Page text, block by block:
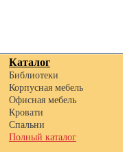
Каталог
Библиотеки
Корпусная мебель
Офисная мебель
Кровати
Спальни
Полный каталог